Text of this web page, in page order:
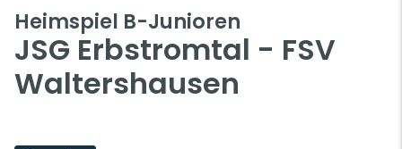
Heimspiel B-Junioren
JSG Erbstromtal - FSV
Waltershausen